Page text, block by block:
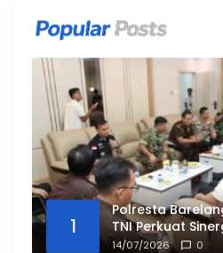
1
Polresta
TNI Perkuat
Hukum
14/07/2026 0